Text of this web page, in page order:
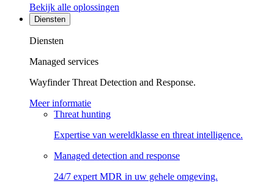
Bekijk alle oplossingen
Diensten
Diensten
Managed services
Wayfinder Threat Detection and Response.
Meer informatie
Threat hunting
Expertise van wereldklasse en threat intelligence.
Managed detection and response
24/7 expert MDR in uw gehele omgeving.